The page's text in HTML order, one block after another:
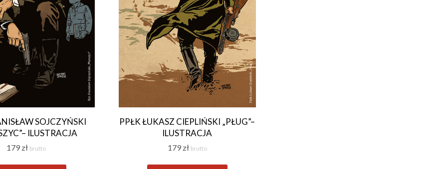
SOJCZYŃSKI
ILUSTRACJA
179 zł brutto
PPŁK ŁUKASZ CIEPLIŃSKI „PŁUG”–
ILUSTRACJA
179 zł brutto